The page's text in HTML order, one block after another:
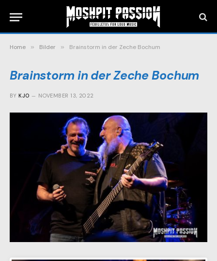
Home » Bilder » Brainstorm in der Zeche Bochum
Brainstorm in der Zeche Bochum
BY KJO NOVEMBER 13, 2022